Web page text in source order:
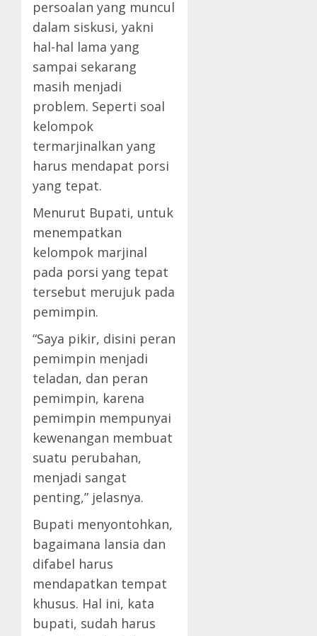
persoalan yang muncul
dalam siskusi, yakni
hal-hal lama yang
sampai sekarang
masih menjadi
problem. Seperti soal
kelompok
termarjinalkan yang
harus mendapat porsi
yang tepat.
Menurut Bupati, untuk
menempatkan
kelompok marjinal
pada porsi yang tepat
tersebut merujuk pada
pemimpin.
“Saya pikir, disini peran
pemimpin menjadi
teladan, dan peran
pemimpin, karena
pemimpin mempunyai
kewenangan membuat
suatu perubahan,
menjadi sangat
penting,” jelasnya.
Bupati menyontohkan,
bagaimana lansia dan
difabel harus
mendapatkan tempat
khusus. Hal ini, kata
bupati, sudah harus